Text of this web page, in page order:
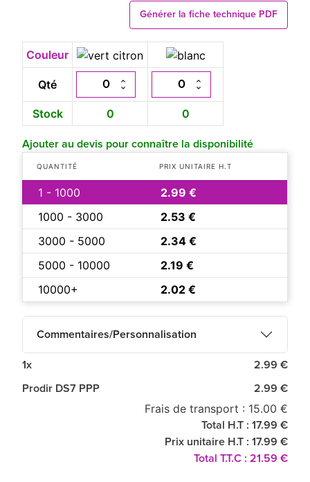
Générer la fiche technique PDF
Couleur
Qté
Stock 0 0
Ajouter au devis pour connaître la disponibilité
QUANTITÉ PRIX UNITAIRE H.T
1 - 1000
2.99 €
1000 - 3000
2.53 €
3000 - 5000
2.34 €
5000 - 10000
2.19 €
10000+
2.02 €
Commentaires/Personnalisation
1x 2.99 €
Prodir DS7 PPP 2.99 €
Frais de transport : 15.00 €
Total H.T : 17.99 €
Prix unitaire H.T : 17.99 €
Total T.T.C : 21.59 €